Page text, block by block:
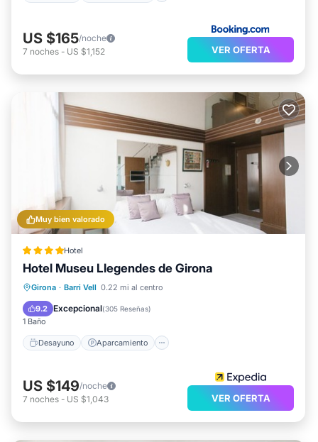
US $165/noche
7 noches - US $1,152 VER OFERTA
Muy bien valorado
Hotel
Hotel Museu Llegendes de Girona
Girona · Barri Vell 0.22 mi al centro
9.2 Excepcional(305 Reseñas)
1 Baño
Desayuno Aparcamiento
Desayuno
Aparcamiento
Balcón/Terraza
US $149/noche
7 noches - US $1,043 VER OFERTA